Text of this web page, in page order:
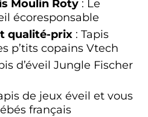
Moulin Roty : Le
écoresponsable
qualité-prix : Tapis
p’tits copains Vtech
d’éveil Jungle Fischer
de jeux éveil et vous
français